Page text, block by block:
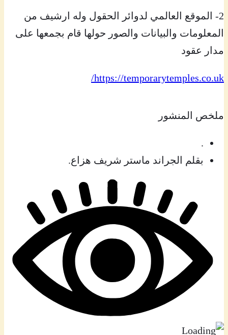
2- الموقع العالمي لدوائر الحقول وله ارشيف من
المعلومات والبيانات والصور حولها قام بجمعها على
مدار عقود
https://temporarytemples.co.uk/
ملخص المنشور
.
بقلم الجراند ماستر شريف هزاع.